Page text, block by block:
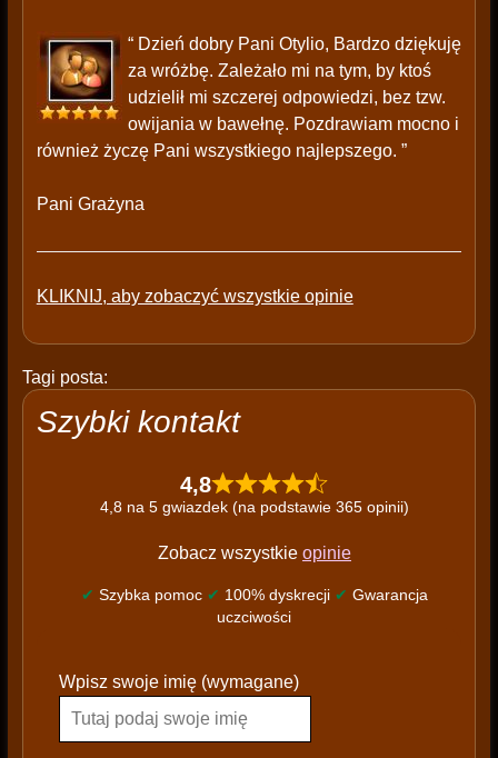
“ Dzień dobry Pani Otylio, Bardzo dziękuję
za wróżbę. Zależało mi na tym, by ktoś
udzielił mi szczerej odpowiedzi, bez tzw.
owijania w bawełnę. Pozdrawiam mocno i
również życzę Pani wszystkiego najlepszego. ”
Pani Grażyna
KLIKNIJ, aby zobaczyć wszystkie opinie
Tagi posta:
Szybki kontakt
4,8
4,8 na 5 gwiazdek (na podstawie 365 opinii)
Zobacz wszystkie opinie
✔ Szybka pomoc ✔ 100% dyskrecji ✔ Gwarancja
uczciwości
l
a
Wpisz swoje imię (wymagane)